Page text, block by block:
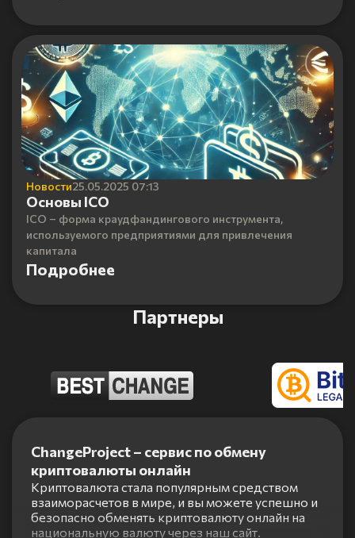
Новости25.05.2025 07:13
Основы ICO
ICO – форма краудфандингового инструмента,
используемого предприятиями для привлечения
капитала
Подробнее
Партнеры
ChangeProject – сервис по обмену
криптовалюты онлайн
Криптовалюта стала популярным средством
взаиморасчетов в мире, и вы можете успешно и
безопасно обменять криптовалюту онлайн на
национальную валюту через наш сайт.